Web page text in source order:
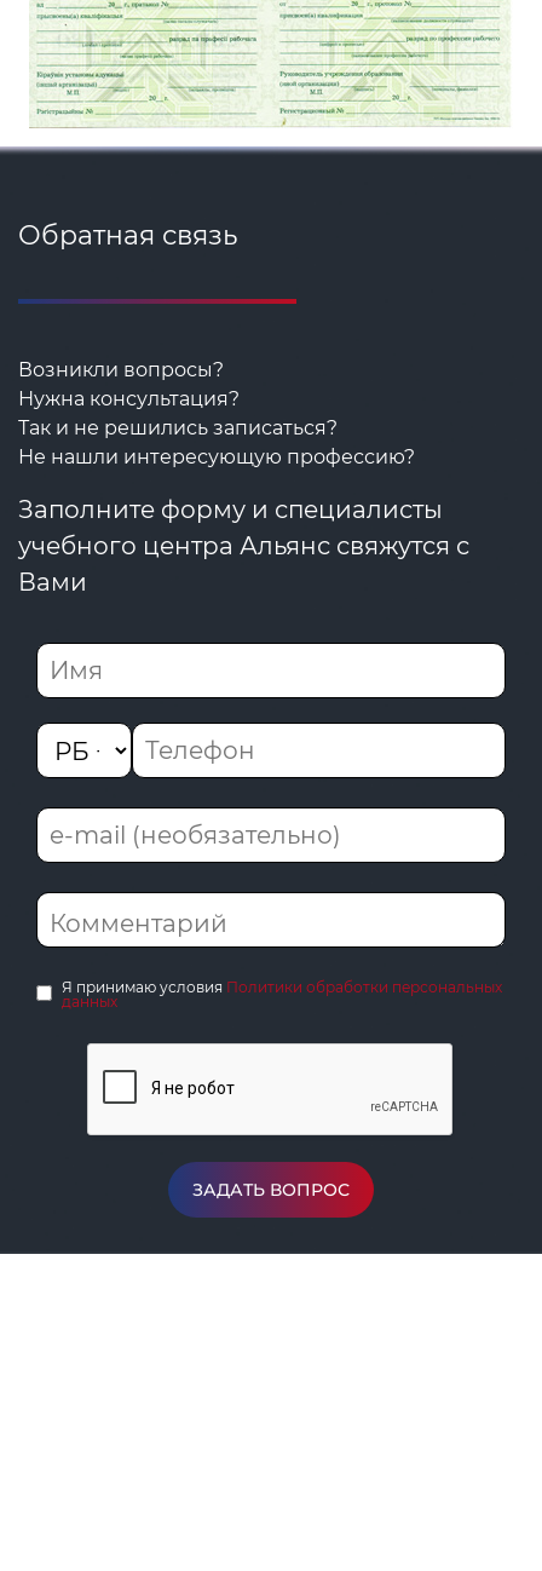
Обратная связь
Возникли вопросы?
Нужна консультация?
Так и не решились записаться?
Не нашли интересующую профессию?
Заполните форму и специалисты
учебного центра Альянс свяжутся с
Вами
Я принимаю условия Политики обработки персональных
данных
ЗАДАТЬ ВОПРОС